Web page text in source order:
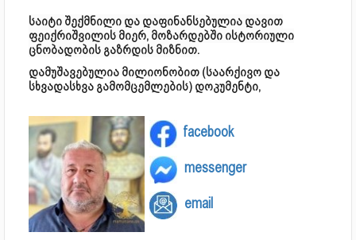
საიტი შექმნილი და დაფინანსებულია დავით
ფეიქრიშვილის მიერ, მოზარდებში ისტორიული
ცნობადობის გაზრდის მიზნით.
დამუშავებულია მილიონობით (საარქივო და
სხვადასხვა გამომცემლების) დოკუმენტი,
facebook
messenger
email